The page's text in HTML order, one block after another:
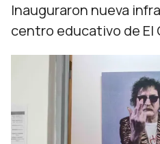
Inauguraron nueva
centro educativo de El